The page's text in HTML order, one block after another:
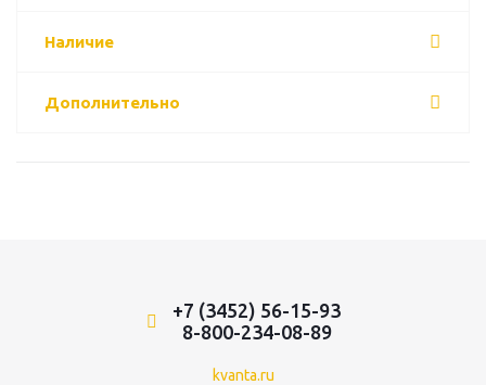
Наличие
Дополнительно
+7 (3452) 56-15-93
8-800-234-08-89
kvanta.ru